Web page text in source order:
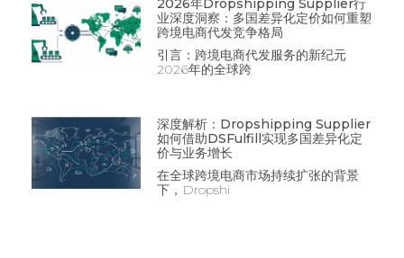
2026年Dropshipping Supplier行
业深度洞察：多国差异化定价如何重塑
跨境电商代发竞争格局
引言：跨境电商代发服务的新纪元
2026年的全球跨
深度解析：Dropshipping Supplier
如何借助DSFulfill实现多国差异化定
价与业务增长
在全球跨境电商市场持续扩张的背景
下，Dropshi